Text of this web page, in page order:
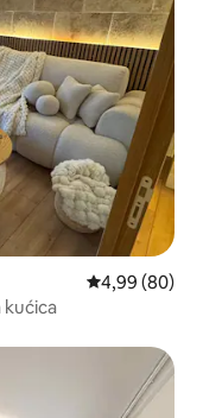
Prosječna
4,99 (80)
kućica